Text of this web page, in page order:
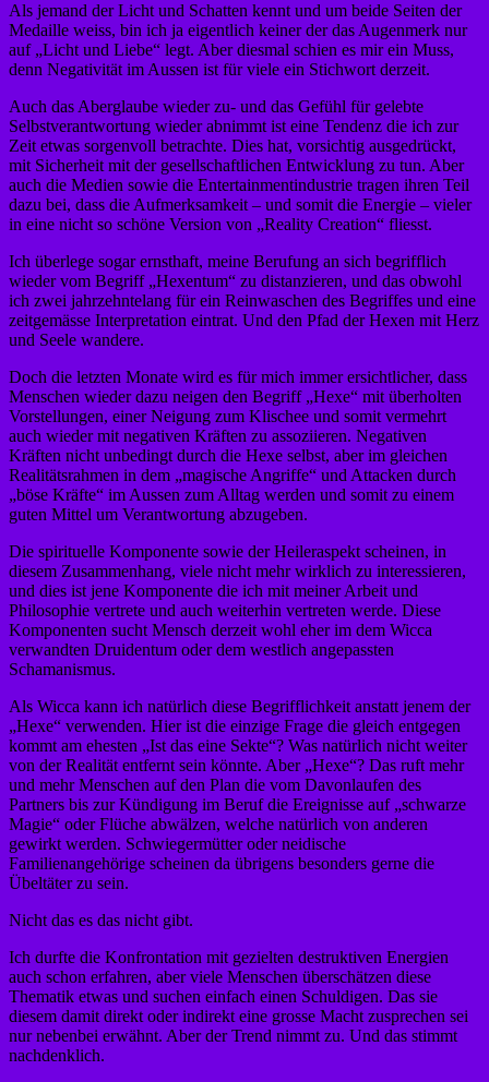
Als jemand der Licht und Schatten kennt und um beide Seiten der
Medaille weiss, bin ich ja eigentlich keiner der das Augenmerk nur
auf „Licht und Liebe“ legt. Aber diesmal schien es mir ein Muss,
denn Negativität im Aussen ist für viele ein Stichwort derzeit.
Auch das Aberglaube wieder zu- und das Gefühl für gelebte
Selbstverantwortung wieder abnimmt ist eine Tendenz die ich zur
Zeit etwas sorgenvoll betrachte. Dies hat, vorsichtig ausgedrückt,
mit Sicherheit mit der gesellschaftlichen Entwicklung zu tun. Aber
auch die Medien sowie die Entertainmentindustrie tragen ihren Teil
dazu bei, dass die Aufmerksamkeit – und somit die Energie – vieler
in eine nicht so schöne Version von „Reality Creation“ fliesst.
Ich überlege sogar ernsthaft, meine Berufung an sich begrifflich
wieder vom Begriff „Hexentum“ zu distanzieren, und das obwohl
ich zwei jahrzehntelang für ein Reinwaschen des Begriffes und eine
zeitgemässe Interpretation eintrat. Und den Pfad der Hexen mit Herz
und Seele wandere.
Doch die letzten Monate wird es für mich immer ersichtlicher, dass
Menschen wieder dazu neigen den Begriff „Hexe“ mit überholten
Vorstellungen, einer Neigung zum Klischee und somit vermehrt
auch wieder mit negativen Kräften zu assoziieren. Negativen
Kräften nicht unbedingt durch die Hexe selbst, aber im gleichen
Realitätsrahmen in dem „magische Angriffe“ und Attacken durch
„böse Kräfte“ im Aussen zum Alltag werden und somit zu einem
guten Mittel um Verantwortung abzugeben.
Die spirituelle Komponente sowie der Heileraspekt scheinen, in
diesem Zusammenhang, viele nicht mehr wirklich zu interessieren,
und dies ist jene Komponente die ich mit meiner Arbeit und
Philosophie vertrete und auch weiterhin vertreten werde. Diese
Komponenten sucht Mensch derzeit wohl eher im dem Wicca
verwandten Druidentum oder dem westlich angepassten
Schamanismus.
Als Wicca kann ich natürlich diese Begrifflichkeit anstatt jenem der
„Hexe“ verwenden. Hier ist die einzige Frage die gleich entgegen
kommt am ehesten „Ist das eine Sekte“? Was natürlich nicht weiter
von der Realität entfernt sein könnte. Aber „Hexe“? Das ruft mehr
und mehr Menschen auf den Plan die vom Davonlaufen des
Partners bis zur Kündigung im Beruf die Ereignisse auf „schwarze
Magie“ oder Flüche abwälzen, welche natürlich von anderen
gewirkt werden. Schwiegermütter oder neidische
Familienangehörige scheinen da übrigens besonders gerne die
Übeltäter zu sein.
Nicht das es das nicht gibt.
Ich durfte die Konfrontation mit gezielten destruktiven Energien
auch schon erfahren, aber viele Menschen überschätzen diese
Thematik etwas und suchen einfach einen Schuldigen. Das sie
diesem damit direkt oder indirekt eine grosse Macht zusprechen sei
nur nebenbei erwähnt. Aber der Trend nimmt zu. Und das stimmt
nachdenklich.